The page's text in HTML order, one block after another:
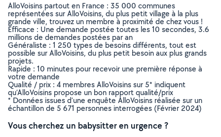
AlloVoisins partout en France : 35 000 communes
représentées sur AlloVoisins, du plus petit village à la plus
grande ville, trouvez un membre à proximité de chez vous !
Efficace : Une demande postée toutes les 10 secondes, 3.6
millions de demandes postées par an
Généraliste : 1 250 types de besoins différents, tout est
possible sur AlloVoisins, du plus petit besoin aux plus grands
projets.
Rapide : 10 minutes pour recevoir une première réponse à
votre demande
Qualité / prix : 4 membres AlloVoisins sur 5* indiquent
qu’AlloVoisins propose un bon rapport qualité/prix
* Données issues d’une enquête AlloVoisins réalisée sur un
échantillon de 5 671 personnes interrogées (Février 2024)
Vous cherchez un babysitter en urgence ?